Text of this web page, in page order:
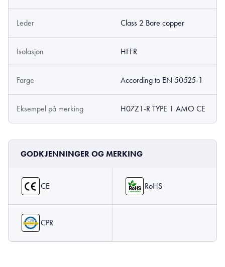
Leder Class 2 Bare copper
Isolasjon HFFR
Farge According to EN 50525-1
Eksempel på merking H07Z1-R TYPE 1 AMO CE
GODKJENNINGER OG MERKING
CE RoHS
CPR